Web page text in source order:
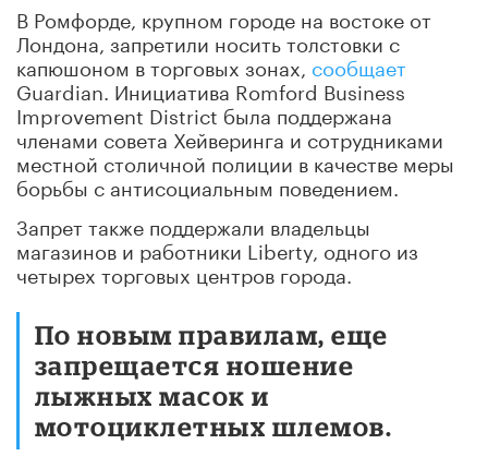
В Ромфорде, крупном городе на востоке от
Лондона, запретили носить толстовки с
капюшоном в торговых зонах, сообщает
Guardian. Инициатива Romford Business
Improvement District была поддержана
членами совета Хейверинга и сотрудниками
местной столичной полиции в качестве меры
борьбы с антисоциальным поведением.
Запрет также поддержали владельцы
магазинов и работники Liberty, одного из
четырех торговых центров города.
По новым правилам, еще
запрещается ношение
лыжных масок и
мотоциклетных шлемов.